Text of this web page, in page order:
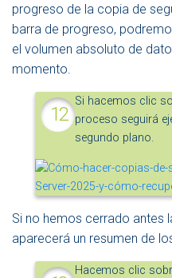
progreso de la copia de
barra de progreso,
el volumen absoluto de
momento.
Si hacemos clic
proceso seguirá
segundo plano.
Si no hemos cerrado antes
aparecerá un resumen de
Hacemos clic